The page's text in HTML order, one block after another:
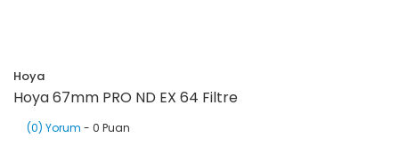
Hoya
Hoya 67mm PRO ND EX 64 Filtre
(0) Yorum - 0 Puan